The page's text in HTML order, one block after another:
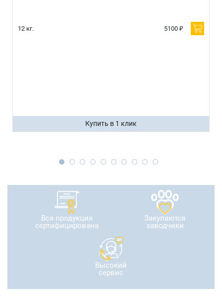
12 кг. 5100 ₽
Купить в 1 клик
Вся продукция
сертифицирована
Закупаются
заводчики
Высокий
сервис